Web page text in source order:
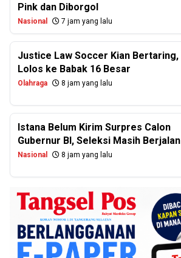
Pink dan Diborgol
Nasional 7 jam yang lalu
Justice Law Soccer Kian Bertaring,
Lolos ke Babak 16 Besar
Olahraga 8 jam yang lalu
Istana Belum Kirim Surpres Calon
Gubernur BI, Seleksi Masih Berjalan
Nasional 8 jam yang lalu